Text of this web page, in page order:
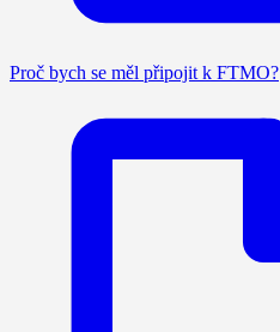
Proč bych se měl připojit k FTMO?